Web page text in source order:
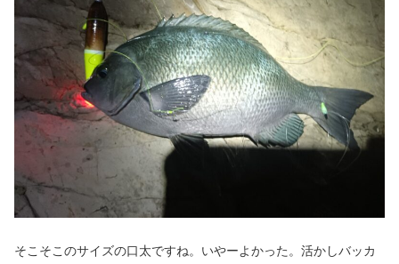
そこそこのサイズの口太ですね。いやーよかった。活かしバッカ